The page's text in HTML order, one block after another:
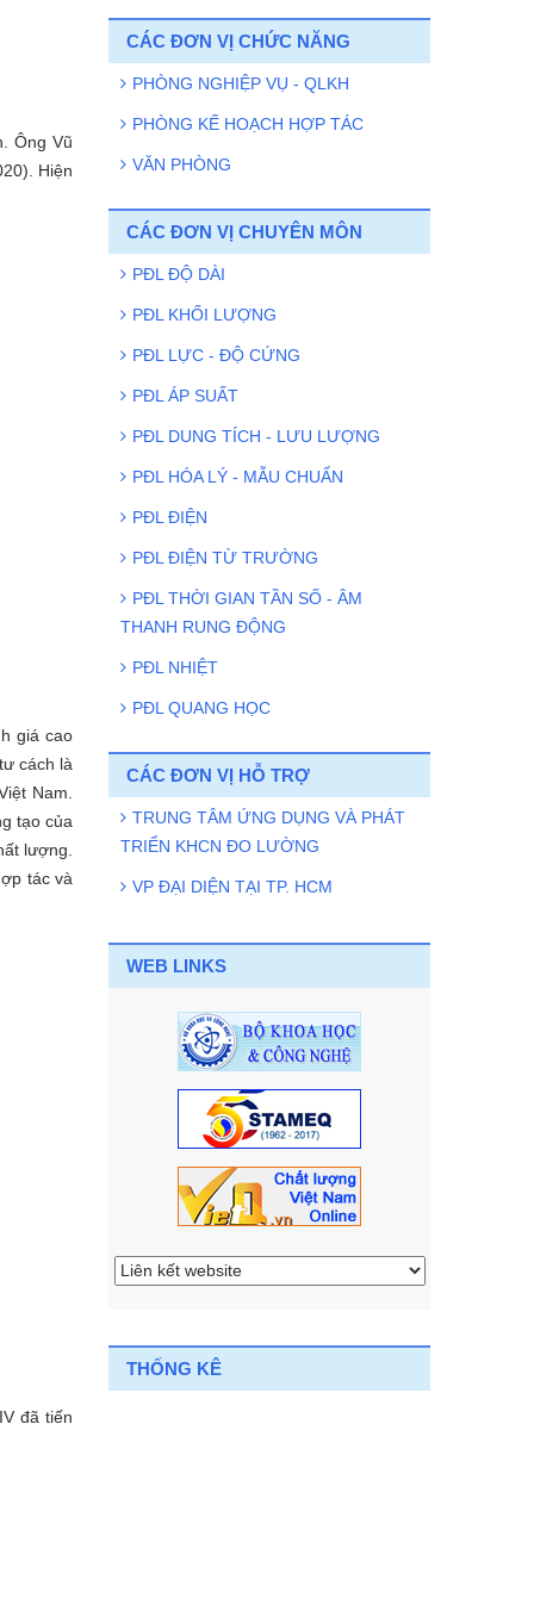
Ông Vũ
Hiện
giá cao
cách là
Nam.
tạo của
lượng.
tác và
đã tiến
Kết quả rà soát tiêu chuẩn phục vụ
phát triển công nghệ chiến lược Việt
Nam: Nền tảng vững chắc cho đổi
Viện Đo lường Việt Nam tích cực
hưởng ứng Chương trình hiến máu
Luật Tiêu chuẩn và Quy chuẩn kỹ
thuật sữa đổi năm 2025: Quy định rõ
thời hạn 12 tháng trong xây dựng
tiêu chuẩn quốc gia
Viện Đo lường Việt Nam mở rộng
Thử nghiệm Quảng Tây
CÁC ĐƠN VỊ CHỨC NĂNG
PHÒNG NGHIỆP VỤ - QLKH
PHÒNG KẾ HOẠCH HỢP TÁC
VĂN PHÒNG
CÁC ĐƠN VỊ CHUYÊN MÔN
PĐL ĐỘ DÀI
PĐL KHỐI LƯỢNG
PĐL LỰC - ĐỘ CỨNG
PĐL ÁP SUẤT
PĐL DUNG TÍCH - LƯU LƯỢNG
PĐL HÓA LÝ - MẪU CHUẨN
PĐL ĐIỆN
PĐL ĐIỆN TỪ TRƯỜNG
PĐL THỜI GIAN TẦN SỐ - ÂM
THANH RUNG ĐỘNG
PĐL NHIỆT
PĐL QUANG HỌC
CÁC ĐƠN VỊ HỖ TRỢ
TRUNG TÂM ỨNG DỤNG VÀ PHÁT
TRIỂN KHCN ĐO LƯỜNG
VP ĐẠI DIỆN TẠI TP. HCM
WEB LINKS
THỐNG KÊ